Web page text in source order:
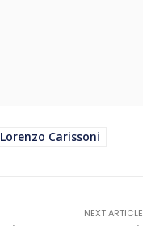
Lorenzo Carissoni
NEXT ARTICLE